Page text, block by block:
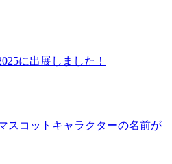
に出展しました！
スコットキャラクターの名前が